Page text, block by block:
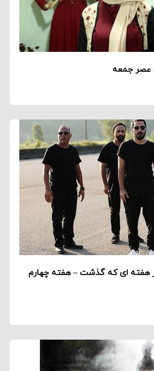
عصر جمعه
هفته ای که گذشت – هفته چهارم